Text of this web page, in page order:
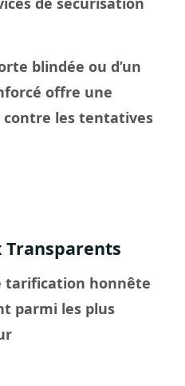
blindée ou d’un
offre une
les tentatives
tarification honnête
parmi les plus